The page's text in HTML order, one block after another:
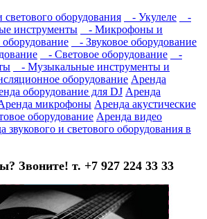
оборудования
- Укулеле
-
инструменты
- Микрофоны и
- Звуковое оборудование
- Световое оборудование
-
- Музыкальные инструменты и
оборудование Аренда
оборудование для DJ Аренда
микрофоны Аренда акустические
оборудование Аренда видео
звукового и светового оборудования в
Звоните! т. +7 927 224 33 33